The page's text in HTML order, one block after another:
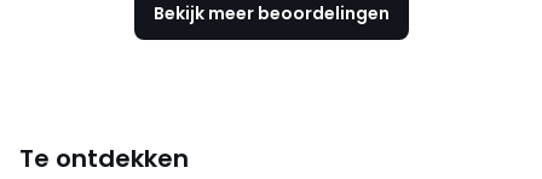
Bekijk meer beoordelingen
Te ontdekken